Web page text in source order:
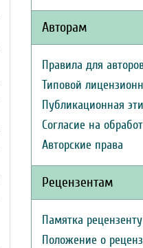
Авторам
Правила для
Типовой
Публикационная
Согласие на
Авторские права
Рецензентам
Памятка рецензенту
Положение о